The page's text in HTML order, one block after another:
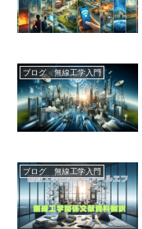
ブログ 無線工学入門
ブログ 無線工学入門